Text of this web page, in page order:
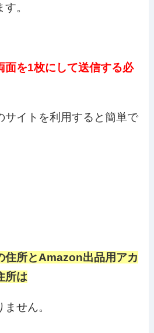
。
面を1枚にして送信する必
サイトを利用すると簡単で
住所とAmazon出品用アカ
所は
せん。